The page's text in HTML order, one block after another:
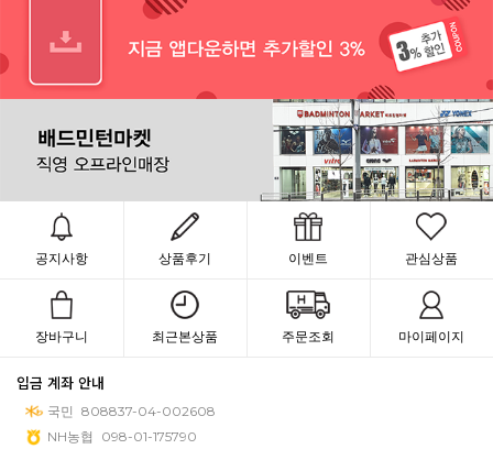
공지사항 상품후기 이벤트 관심상품
장바구니 최근본상품 주문조회 마이페이지
입금 계좌 안내
국민 808837-04-002608
NH농협
098-01-175790